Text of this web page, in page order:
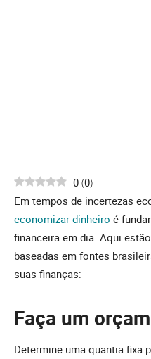
0 (0)
Em tempos de incertezas
economizar dinheiro é
financeira em dia. Aqui
baseadas em fontes
suas finanças:
Faça um
Determine uma quantia fixa